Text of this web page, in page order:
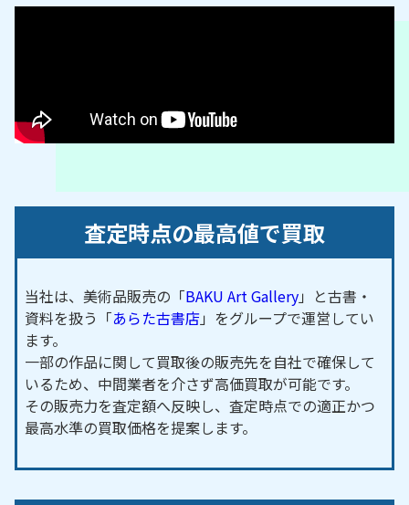
査定時点の最高値で買取
当社は、美術品販売の「BAKU Art Gallery」と古書・
資料を扱う「あらた古書店」をグループで運営してい
ます。
一部の作品に関して買取後の販売先を自社で確保して
いるため、中間業者を介さず高価買取が可能です。
その販売力を査定額へ反映し、査定時点での適正かつ
最高水準の買取価格を提案します。